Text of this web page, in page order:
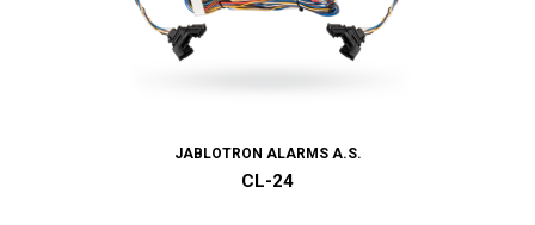
JABLOTRON ALARMS A.S.
CL-24